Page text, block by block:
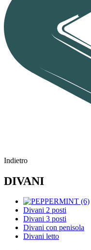
Indietro
DIVANI
Divani 2 posti
Divani 3 posti
Divani con penisola
Divani letto